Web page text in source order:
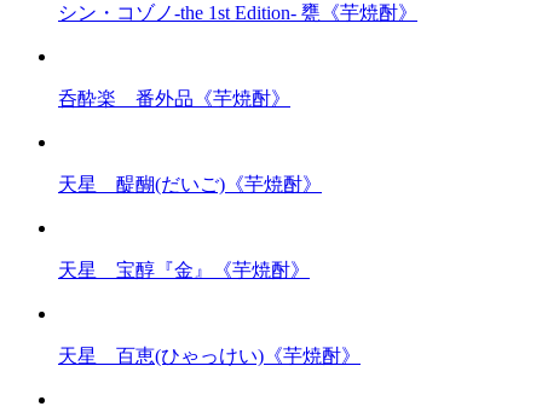
シン・コゾノ-the 1st Edition- 甕《芋焼酎》
呑酔楽 番外品《芋焼酎》
天星 醍醐(だいご)《芋焼酎》
天星 宝醇『金』《芋焼酎》
天星 百恵(ひゃっけい)《芋焼酎》